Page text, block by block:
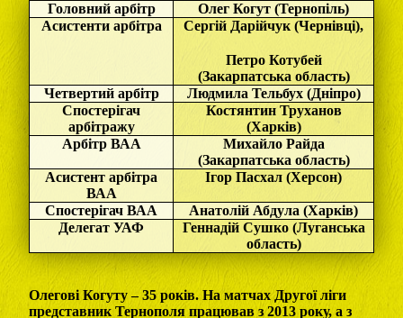
Головний арбітр
Олег Когут (Тернопіль)
Асистенти арбітра
Сергій Дарійчук (Чернівці),
Петро Котубей
(Закарпатська область)
Четвертий арбітр
Людмила Тельбух (Дніпро)
Спостерігач
арбітражу
Костянтин Труханов
(Харків)
Арбітр ВАА
Михайло Райда
(Закарпатська область)
Асистент арбітра
ВАА
Ігор Пасхал (Херсон)
Спостерігач ВАА
Анатолій Абдула (Харків)
Делегат УАФ
Геннадій Сушко (Луганська
область)
Олегові Когуту – 35 років. На матчах Другої ліги
представник Тернополя працював з 2013 року, а з